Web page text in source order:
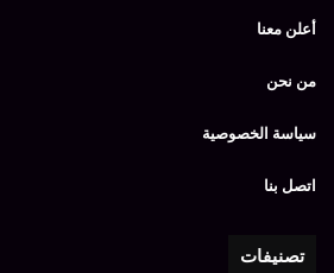
أعلن معنا
من نحن
سياسة الخصوصية
اتصل بنا
تصنيفات